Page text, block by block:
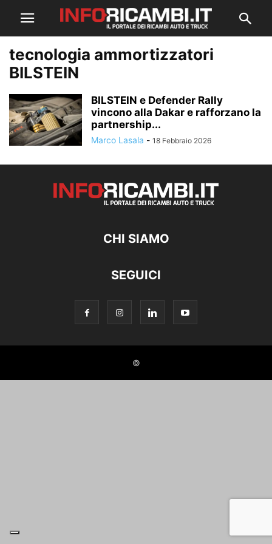
tecnologia ammortizzatori
BILSTEIN
BILSTEIN e Defender Rally
vincono alla Dakar e rafforzano la
partnership...
Marco Lasala - 18 Febbraio 2026
CHI SIAMO
SEGUICI
©